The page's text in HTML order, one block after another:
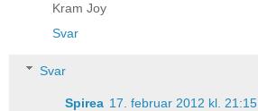
Kram Joy
Svar
Svar
Spirea 17. februar 2012 kl. 21:15